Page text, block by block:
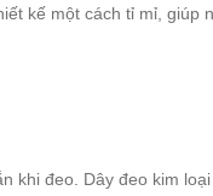
kế một cách tỉ mỉ, giúp
khi đeo. Dây đeo kim